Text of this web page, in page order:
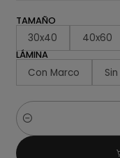
TAMAÑO
30x40 40x60
LÁMINA
Con Marco
Cantidad